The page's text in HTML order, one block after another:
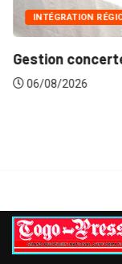
INTÉGRATION
Gestion
06/08/2026